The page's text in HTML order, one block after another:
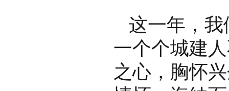
这一年，
一个个城建
之心，胸怀